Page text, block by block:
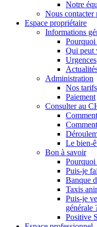
Notre
Nous contacter
Espace propriétaire
Informations
Qui peut
Urgences
Administration
Nos tarifs
Paiement
Consulter au
Le bien-
Bon à savoir
Pourquoi
Puis-je
Banque
Taxis
Puis-je
générale
Positive